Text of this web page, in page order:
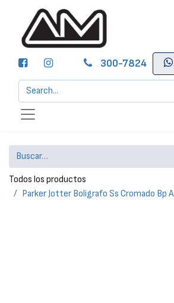
300-7824
Todos los productos
Parker Jotter Boligrafo Ss Cromado Bp